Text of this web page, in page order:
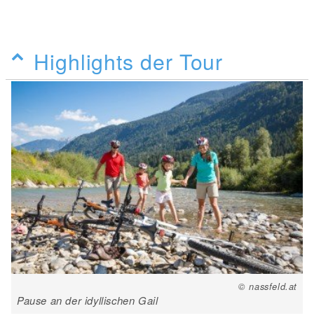
Highlights der Tour
© nassfeld.at
Pause an der idyllischen Gail